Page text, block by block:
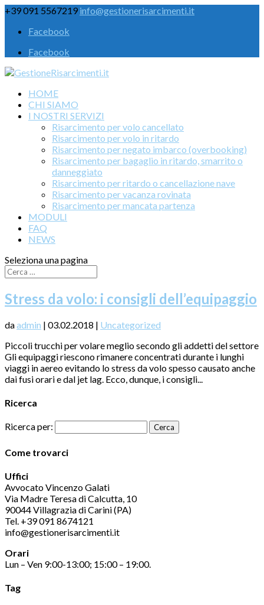
+39 091 5567219 info@gestionerisarcimenti.it
Facebook
Facebook
HOME
CHI SIAMO
I NOSTRI SERVIZI
Risarcimento per volo cancellato
Risarcimento per volo in ritardo
Risarcimento per negato imbarco (overbooking)
Risarcimento per bagaglio in ritardo, smarrito o
danneggiato
Risarcimento per ritardo o cancellazione nave
Risarcimento per vacanza rovinata
Risarcimento per mancata partenza
MODULI
FAQ
NEWS
Seleziona una pagina
Stress da volo: i consigli dell’equipaggio
daadmin | 03.02.2018 | Uncategorized
Piccoli trucchi per volare meglio secondo gli addetti del settore
Gli equipaggi riescono rimanere concentrati durante i lunghi
viaggi in aereo evitando lo stress da volo spesso causato anche
dai fusi orari e dal jet lag. Ecco, dunque, i consigli...
Ricerca
Ricerca per:
Come trovarci
Uffici
Avvocato Vincenzo Galati
Via Madre Teresa di Calcutta, 10
90044 Villagrazia di Carini (PA)
Tel. +39 091 8674121
info@gestionerisarcimenti.it
Orari
Lun – Ven 9:00-13:00; 15:00 – 19:00.
Tag